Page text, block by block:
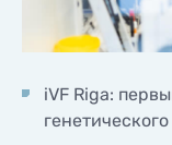
ЛЕЧЕНИЕ
ВАША
НАЧНИТЕ СЕЙЧАС
ЛЕЧЕНИЕ
НАЧНИТЕ СЕЙЧАС
iVF Riga: